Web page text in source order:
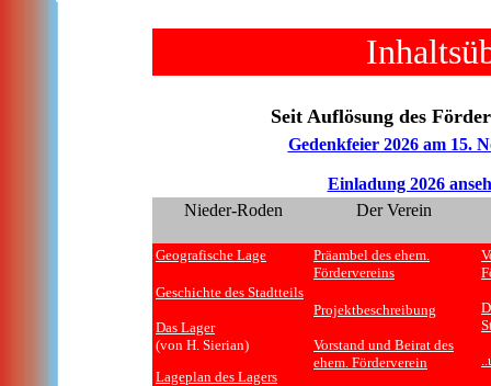
Seit Auflösung des
Gedenkfeier 2026 am 15.
Einladung 2026
Nieder-Roden
Der Verein
Geografische Lage
Geschichte des Stadtteils
Das Lager
(von H. Sierian)
Lageplan des Lagers
Präambel des ehem.
Fördervereins
Projektbeschreibung
Vorstand und Beirat des
ehem. Förderverein